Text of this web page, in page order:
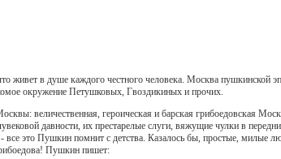
живет в душе каждого честного человека. Москва пушкинской
окружение Петушковых, Гвоздикиных и прочих.
величественная, героическая и барская грибоедовская
давности, их престарелые слуги, вяжущие чулки в
это Пушкин помнит с детства. Казалось бы, простые, милые
Пушкин пишет: